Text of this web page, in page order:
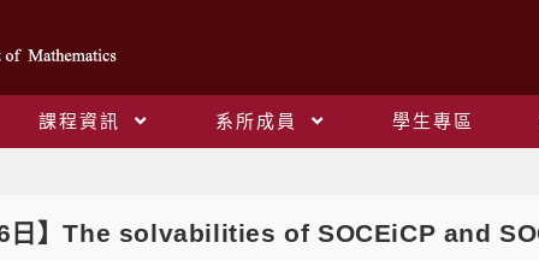
課程資訊 系所成員 學生專區
日】The solvabilities of SOCEiCP and